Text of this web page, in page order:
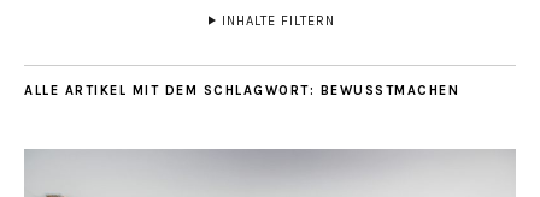
INHALTE FILTERN
ALLE ARTIKEL MIT DEM SCHLAGWORT: BEWUSSTMACHEN